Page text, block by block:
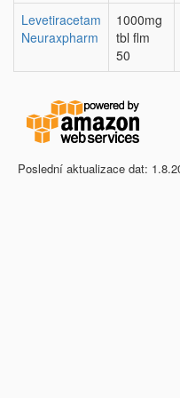
Levetiracetam
Neuraxpharm
1000mg
tbl flm
50
Poslední aktualizace dat: